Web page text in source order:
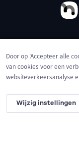
Door op 'Accepteer alle
van cookies voor een
websiteverkeersanalyse
Wijzig instellingen